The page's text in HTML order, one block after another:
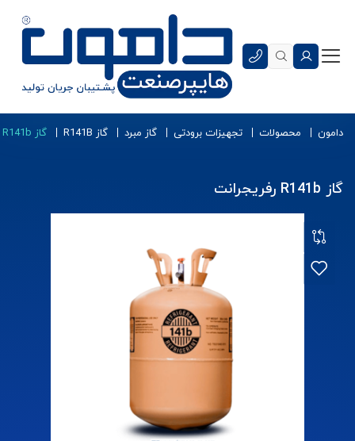
دامون محصولات تجهیزات برودتی گاز مبرد گاز R141B گاز R141b رفریجرانت
گاز R141b رفریجرانت